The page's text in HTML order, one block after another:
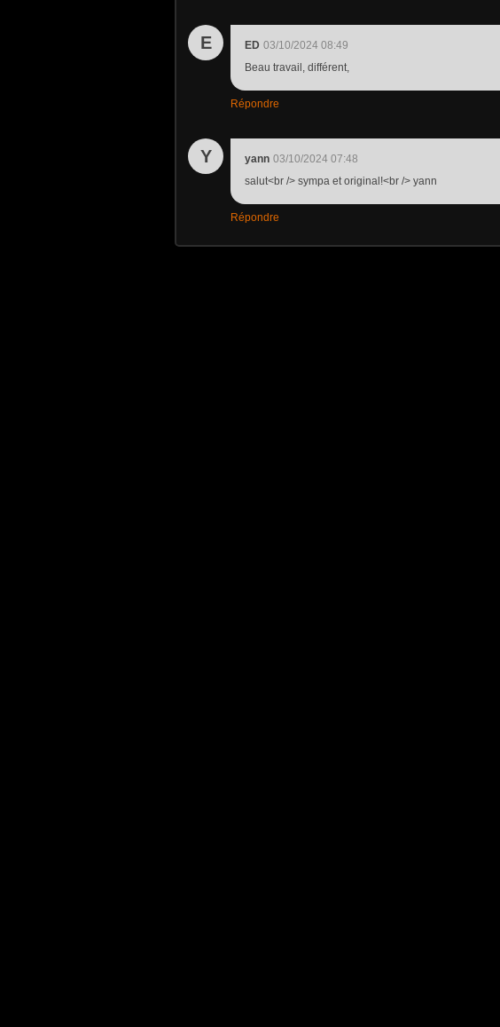
E ED 03/10/2024 08:49
Beau travail, différent,
Répondre
Y yann 03/10/2024 07:48
salut<br /> sympa et original!<br /> yann
Répondre